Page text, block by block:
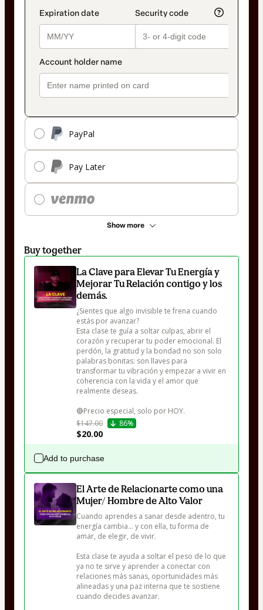
PayPal
Pay Later
Show more
Buy together
La Clave para Elevar Tu Energía y
Mejorar Tu Relación contigo y los
demás.
¿Sientes que algo invisible te frena cuando
estás por avanzar?
Esta clase te guía a soltar culpas, abrir el
corazón y recuperar tu poder emocional. El
perdón, la gratitud y la bondad no son solo
palabras bonitas: son llaves para
transformar tu vibración y empezar a vivir en
coherencia con la vida y el amor que
realmente deseas.
🔴Precio especial, solo por HOY.
$147.00
86%
$20.00
Add to purchase
El Arte de Relacionarte como una
Mujer/ Hombre de Alto Valor
Cuando aprendes a sanar desde adentro, tu
energía cambia... y con ella, tu forma de
amar, de elegir, de vivir.
Esta clase te ayuda a soltar el peso de lo que
ya no te sirve y aprender a conectar con
relaciones más sanas, oportunidades más
alineadas y una paz interna que te sostiene
cuando decides avanzar.